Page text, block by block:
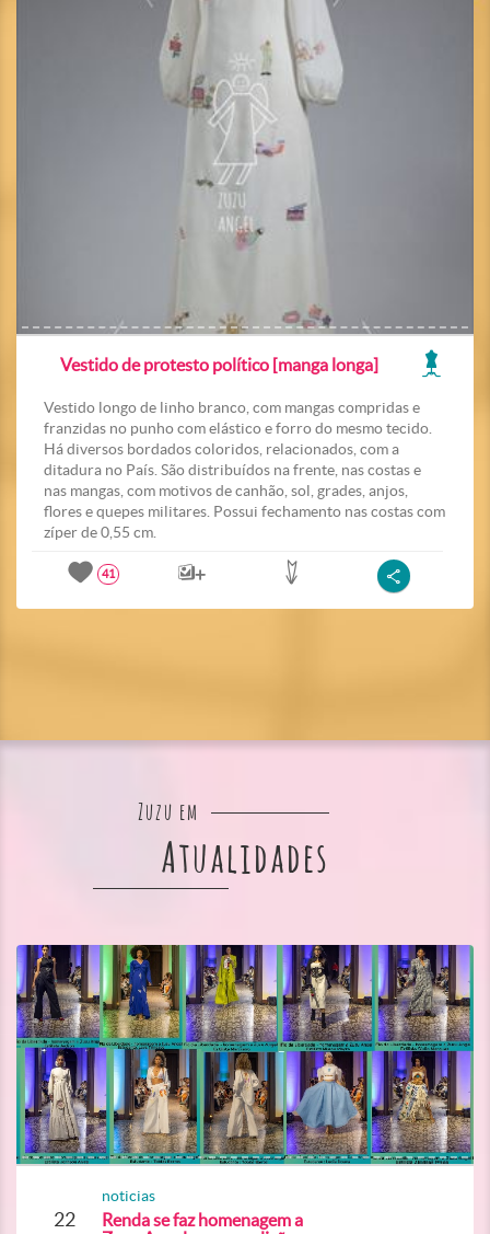
Vestido de protesto político [manga longa]
Vestido longo de linho branco, com mangas compridas e
franzidas no punho com elástico e forro do mesmo tecido.
Há diversos bordados coloridos, relacionados, com a
ditadura no País. São distribuídos na frente, nas costas e
nas mangas, com motivos de canhão, sol, grades, anjos,
flores e quepes militares. Possui fechamento nas costas com
zíper de 0,55 cm.
41
Zuzu em
Atualidades
22
noticias
Renda se faz homenagem a